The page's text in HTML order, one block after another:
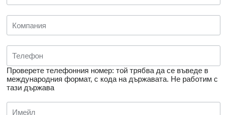
Проверете телефонния номер: той трябва да се въведе в
международния формат, с кода на държавата. Не работим с
тази държава